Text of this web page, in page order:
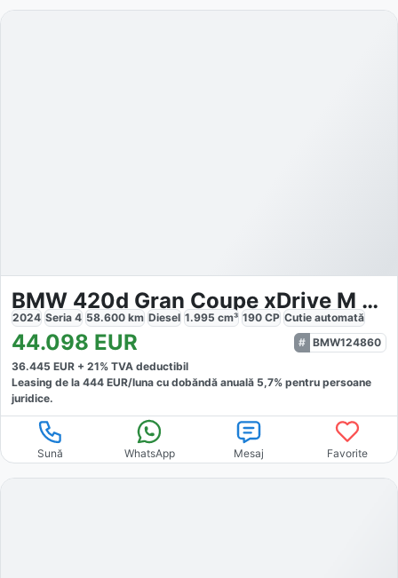
BMW 420d Gran Coupe xDrive M Sport
2024 Seria 4 58.600 km Diesel 1.995 cm³ 190 CP Cutie automată
44.098 EUR
BMW124860
36.445 EUR + 21% TVA deductibil
Leasing de la 444 EUR/luna cu dobăndă anuală 5,7% pentru persoane
juridice.
Sună WhatsApp Mesaj Favorite